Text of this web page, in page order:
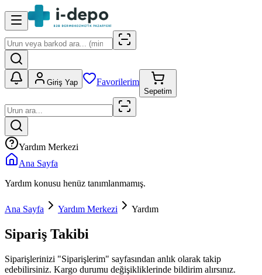
Giriş Yap Favorilerim
Sepetim
Yardım Merkezi
Ana Sayfa
Yardım konusu henüz tanımlanmamış.
Ana Sayfa Yardım Merkezi Yardım
Sipariş Takibi
Siparişlerinizi "Siparişlerim" sayfasından anlık olarak takip
edebilirsiniz. Kargo durumu değişikliklerinde bildirim alırsınız.